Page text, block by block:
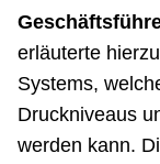
erläuterte
Systems,
Druckniveaus
werden kann.